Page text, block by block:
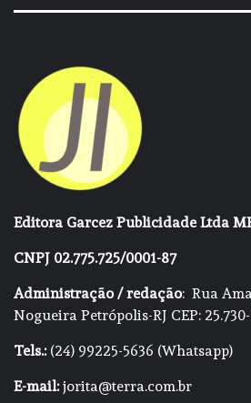
Editora Garcez Publicidade Ltda
CNPJ 02.775.725/0001-87
Administração / redação: Rua
Nogueira Petrópolis-RJ CEP:
Tels.:(24) 99225-5636 (Whatsapp)
E-mail:jorita@terra.com.br